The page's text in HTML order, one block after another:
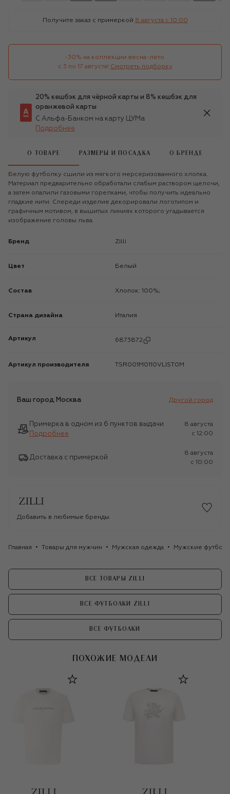
Получите заказ с примеркой 8 августа c 10:00
-30% на коллекции весна-лето
с 3 по 17 августа! Смотреть подборку
20% кешбэк для чёрной карты и 8% кешбэк для
оранжевой карты
С Альфа-Банком на карту ЦУМа
Подробнее
О ТОВАРЕ РАЗМЕРЫ И ПОСАДКА О БРЕНДЕ
Белую футболку сшили из мягкого мерсеризованного хлопка.
Материал предварительно обработали слабым раствором щелочи,
а затем опалили газовыми горелками, чтобы получить идеально
гладкие нити. Спереди изделие декорировали логотипом и
графичным мотивом, в вышитых линиях которого угадывается
изображение головы льва.
Бренд Zilli
Цвет Белый
Состав Хлопок: 100%;
Страна дизайна Италия
Артикул 6873872
Артикул производителя TSR001M0110VLIST0M
Ваш город Москва Другой город
Примерка в одном из 6 пунктов выдачи
Подробнее
8 августа
c 12:00
Доставка с примеркой
8 августа
c 10:00
Добавить в любимые бренды
Главная Товары для мужчин Мужская одежда Мужские
ВСЕ ТОВАРЫ ZILLI
ВСЕ ФУТБОЛКИ ZILLI
ВСЕ ФУТБОЛКИ
ПОХОЖИЕ МОДЕЛИ